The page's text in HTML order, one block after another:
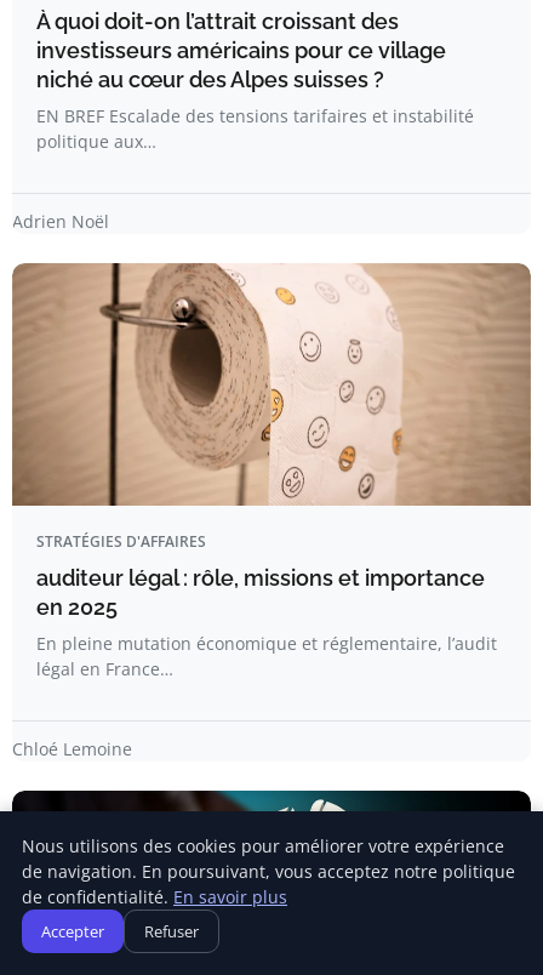
À quoi doit-on l’attrait croissant des
investisseurs américains pour ce village
niché au cœur des Alpes suisses ?
EN BREF Escalade des tensions tarifaires et instabilité
politique aux…
Adrien Noël
STRATÉGIES D'AFFAIRES
auditeur légal : rôle, missions et importance
en 2025
En pleine mutation économique et réglementaire, l’audit
légal en France…
Chloé Lemoine
Nous utilisons des cookies pour améliorer votre expérience
de navigation. En poursuivant, vous acceptez notre politique
de confidentialité. En savoir plus
Accepter Refuser